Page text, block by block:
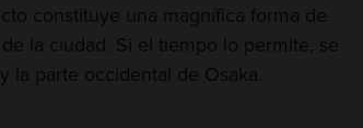
constituye una magnífica forma de
la ciudad. Si el tiempo lo permite, se
la parte occidental de Osaka.